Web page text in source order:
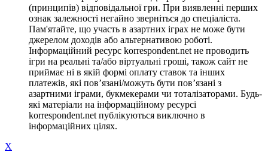
(принципів) відповідальної гри. При виявленні перших
ознак залежності негайно зверніться до спеціаліста.
Пам'ятайте, що участь в азартних іграх не може бути
джерелом доходів або альтернативою роботі.
Інформаційний ресурс korrespondent.net не проводить
ігри на реальні та/або віртуальні гроші, також сайт не
приймає ні в якій формі оплату ставок та інших
платежів, які пов’язані/можуть бути пов’язані з
азартними іграми, букмекерами чи тоталізаторами. Будь-
які матеріали на інформаційному ресурсі
korrespondent.net публікуються виключно в
інформаційних цілях.
X